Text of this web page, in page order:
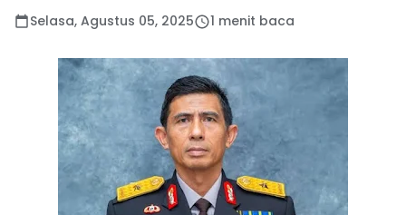
Selasa, Agustus 05, 2025 1 menit baca